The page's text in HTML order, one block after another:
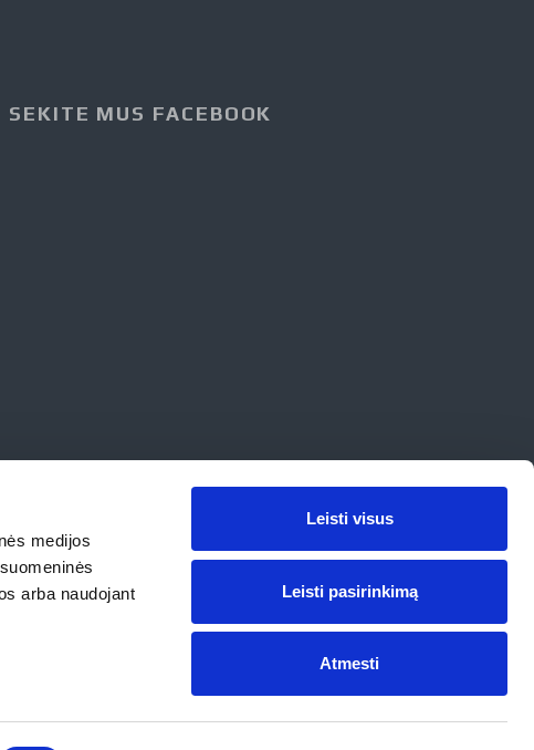
medijos
arba naudojant
Leisti visus
Leisti pasirinkimą
Atmesti
SEKITE MUS FACEBOOK